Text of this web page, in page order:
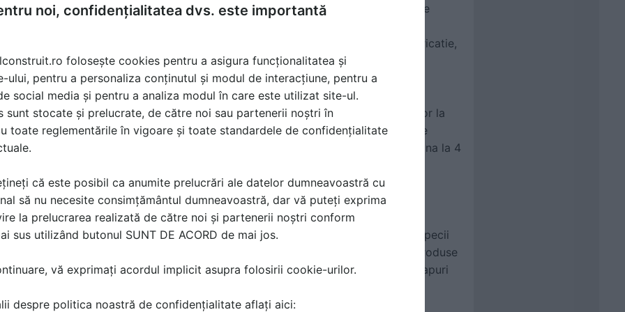
cea mai inalta calitate pentru clientii nostri in fiecare etapa a procesului de
final finalizat. Pentru noi, calitatea de prima clasa incepe cu prima idee si se
sunteti multumiti. Punem cele mai mari solicitări la fiecare componenta de fabricatie,
si la fiecare maner in productie.
fost infiintata in anul 1992 in orasul Reghin. Situat in mijlocul tarii are acces usor la
(100 km) si aeroportul Targu-Mures (45 km). Punctul forte al companiei este
se dezvolte si sa caute noi oportunitati care au ajutat compania sa creasca pana la 4
400 de angajati. Fiecare unitate de productie are propria linie dedicata de
Gheorgheni este dedicata productiei de dulapuri. Tehnologia noastra este din
ofera produselor noastre aspectul natural la un pret competitiv. Principalele specii
sunt stejarul, nucul, cerul, frasinul si fagul. Constructia liniei noastre de produse
meselor de luat masa si a mobilierului pentru dormitoare, cum ar fi dulapuri
noi, confidențialitatea dvs. este importantă
folosește cookies pentru a asigura funcționalitatea și
ului, pentru a personaliza conținutul și modul de interacțiune, pentru a
social media și pentru a analiza modul în care este utilizat site-ul.
sunt stocate și prelucrate, de către noi sau partenerii noștri în
toate reglementările în vigoare și toate standardele de confidențialitate
că este posibil ca anumite prelucrări ale datelor dumneavoastră cu
să nu necesite consimțământul dumneavoastră, dar vă puteți exprima
la prelucrarea realizată de către noi și partenerii noștri conform
sus utilizând butonul SUNT DE ACORD de mai jos.
vă exprimați acordul implicit asupra folosirii cookie-urilor.
despre politica noastră de confidențialitate aflați aici: